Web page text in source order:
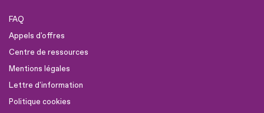
FAQ
Appels d'offres
Centre de ressources
Mentions légales
Lettre d'information
Politique cookies